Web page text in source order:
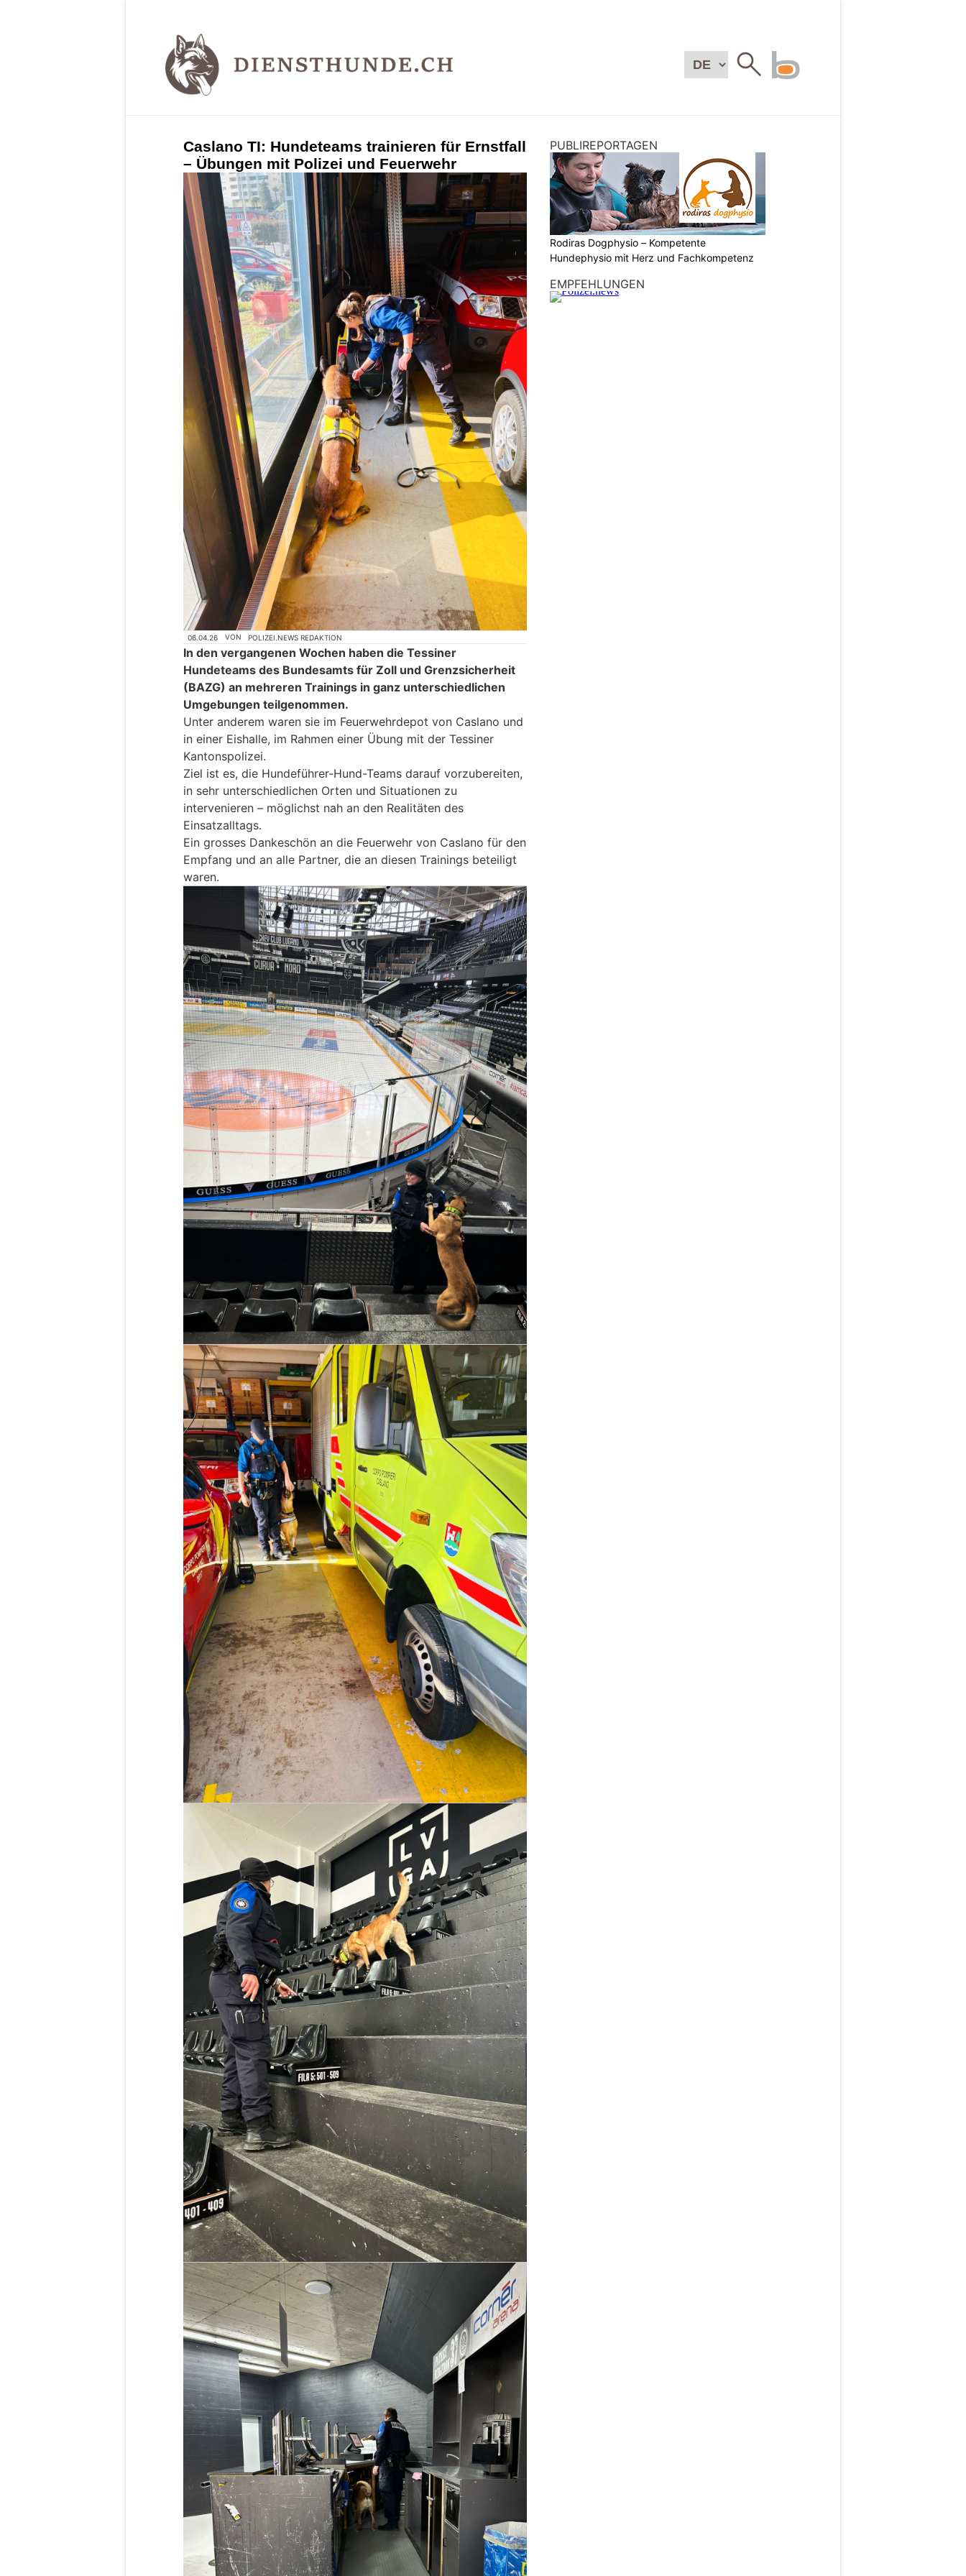
Caslano TI: Hundeteams trainieren für Ernstfall
– Übungen mit Polizei und Feuerwehr
06.04.26 VON POLIZEI.NEWS REDAKTION
In den vergangenen Wochen haben die Tessiner
Hundeteams des Bundesamts für Zoll und Grenzsicherheit
(BAZG) an mehreren Trainings in ganz unterschiedlichen
Umgebungen teilgenommen.
Unter anderem waren sie im Feuerwehrdepot von Caslano und
in einer Eishalle, im Rahmen einer Übung mit der Tessiner
Kantonspolizei.
Ziel ist es, die Hundeführer-Hund-Teams darauf vorzubereiten,
in sehr unterschiedlichen Orten und Situationen zu
intervenieren – möglichst nah an den Realitäten des
Einsatzalltags.
Ein grosses Dankeschön an die Feuerwehr von Caslano für den
Empfang und an alle Partner, die an diesen Trainings beteiligt
waren.
PUBLIREPORTAGEN
Rodiras Dogphysio – Kompetente
Hundephysio mit Herz und Fachkompetenz
EMPFEHLUNGEN